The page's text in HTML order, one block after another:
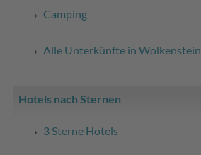
Camping
Alle Unterkünfte in Wolkenstein
Hotels nach Sternen
3 Sterne Hotels